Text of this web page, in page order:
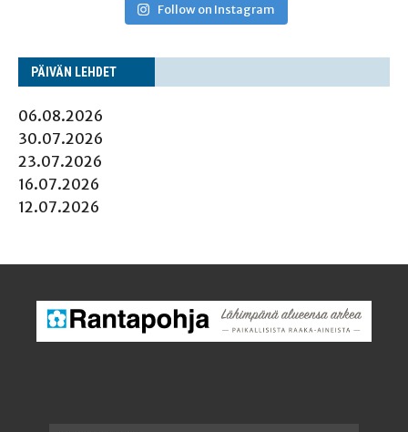
Follow on Instagram
PÄI­VÄN LEHDET
06.08.2026
30.07.2026
23.07.2026
16.07.2026
12.07.2026